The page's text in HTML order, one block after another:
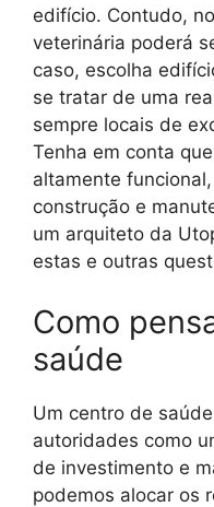
edifício. Contudo,
veterinária poderá
caso, escolha
se tratar de uma
sempre locais de
Tenha em conta
altamente
construção e
um arquiteto da
estas e outras
Como
saúde
Um centro de
autoridades como
de investimento e
podemos alocar os